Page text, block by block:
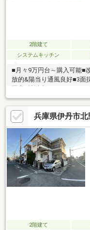
2階建て
システムキッチン
■月々9万円台～購入可能■
放的&陽当り通風良好■3面
ング収納、ウォークイン
生活動線良好！お手洗い
パー、病院が徒歩10分圏内
ステムキッチン新調・洗面
ローリング貼替・建具新
のトラストホームにお任
兵庫県伊丹市
2階建て